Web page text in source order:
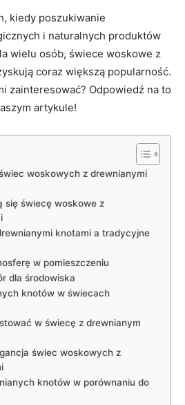
kiedy poszukiwanie​
i naturalnych produktów
wielu osób, świece woskowe z
coraz ⁣większą popularność.
zainteresować? Odpowiedź ​na to
artykule!
woskowych ‍z drewnianymi
się świecę ⁤woskowe z
knotami a tradycyjne
w pomieszczeniu
dla środowiska
knotów w świecach
​w świecę‍ z drewnianym
świec woskowych z
⁤knotów w porównaniu⁤ do